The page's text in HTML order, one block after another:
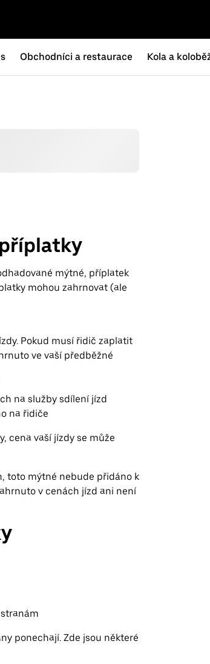
Obchodníci a restaurace Kola a
mýtné, příplatek
mohou zahrnovat (ale
Pokud musí řidič zaplatit
ve vaší předběžné
na služby sdílení jízd
na řidiče
cena vaší jízdy se může
toto mýtné nebude přidáno k
v cenách jízd ani není
ponechají. Zde jsou některé